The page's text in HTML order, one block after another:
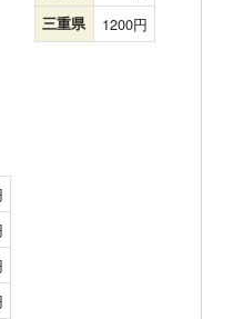
三重県 1200